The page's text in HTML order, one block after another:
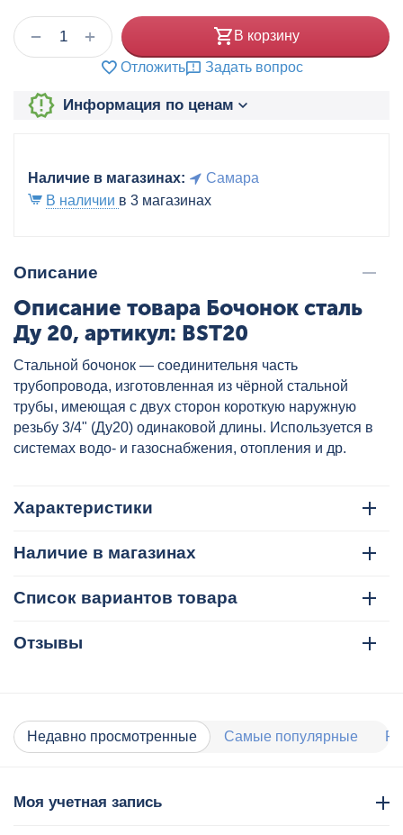
+
− В корзину
Отложить Задать вопрос
Информация по ценам
Наличие в магазинах:
Самара
В наличии в 3 магазинах
Описание
Описание товара Бочонок сталь
Ду 20, артикул: BST20
Стальной бочонок — соединительня часть
трубопровода, изготовленная из чёрной стальной
трубы, имеющая с двух сторон короткую наружную
резьбу 3/4" (Ду20) одинаковой длины. Используется в
системах водо- и газоснабжения, отопления и др.
Характеристики
Наличие в магазинах
Список вариантов товара
Отзывы
Недавно просмотренные Самые популярные
Моя учетная запись